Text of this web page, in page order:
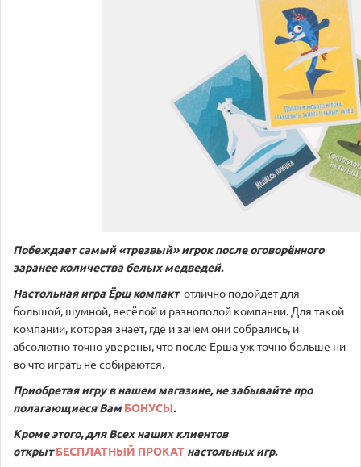
Побеждает самый «трезвый» игрок после оговорённого
заранее количества белых медведей.
Настольная игра Ёрш компактотлично подойдет для
большой, шумной, весёлой и разнополой компании. Для такой
компании, которая знает, где и зачем они собрались, и
абсолютно точно уверены, что после Ерша уж точно больше ни
во что играть не собираются.
Приобретая игру в нашем магазине, не забывайте про
полагающиеся Вам БОНУСЫ.
Кроме этого, для Всех наших клиентов
открыт БЕСПЛАТНЫЙ ПРОКАТ настольных игр.